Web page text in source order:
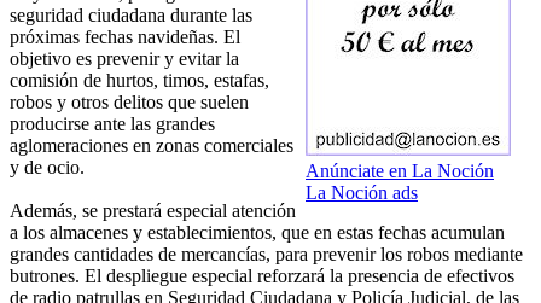
Anúnciate en La Noción
La Noción ads
seguridad ciudadana durante las
próximas fechas navideñas. El
objetivo es prevenir y evitar la
comisión de hurtos, timos, estafas,
robos y otros delitos que suelen
producirse ante las grandes
aglomeraciones en zonas comerciales
y de ocio.
Además, se prestará especial atención
a los almacenes y establecimientos, que en estas fechas acumulan
grandes cantidades de mercancías, para prevenir los robos mediante
butrones. El despliegue especial reforzará la presencia de efectivos
de radio patrullas en Seguridad Ciudadana y Policía Judicial, de las